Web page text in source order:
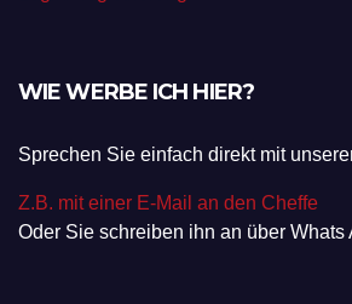
WIE WERBE ICH HIER?
Sprechen Sie einfach direkt mit
Z.B. mit einer E-Mail an den Cheffe
Oder Sie schreiben ihn an über Whats